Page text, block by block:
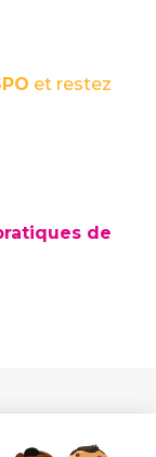
et restez
de